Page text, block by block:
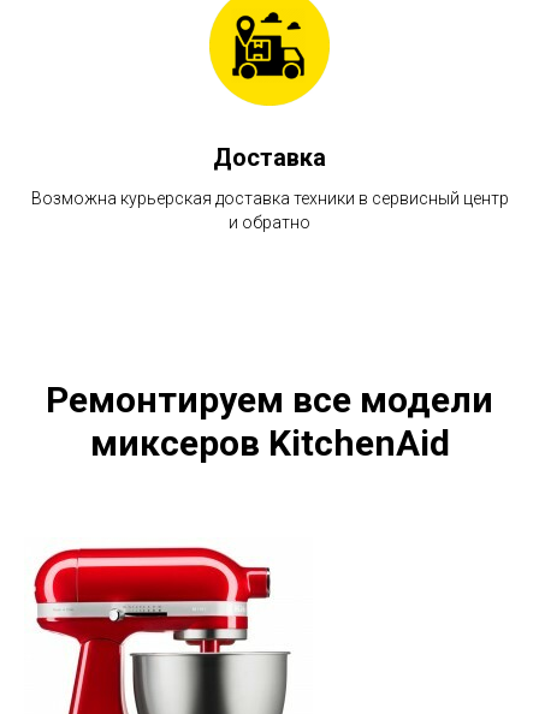
Доставка
Возможна курьерская доставка техники в сервисный центр
и обратно
Ремонтируем все модели
миксеров KitchenAid